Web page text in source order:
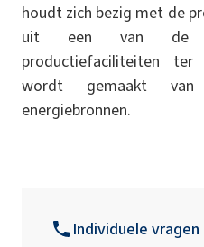
houdt zich bezig met de
uit een van de
productiefaciliteiten
wordt gemaakt van
energiebronnen.
Individuele vragen